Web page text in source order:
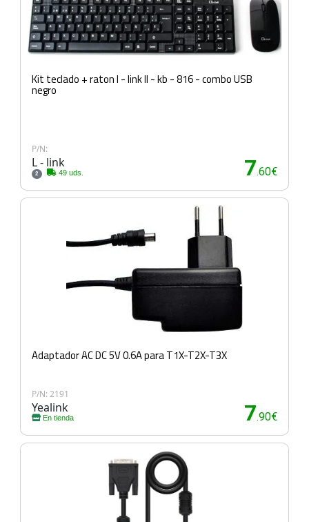
Kit teclado + raton l - link ll - kb - 816 - combo USB
negro
P/N:
L - link
2 49 uds. 7.60€
Adaptador AC DC 5V 0.6A para T1X-T2X-T3X
P/N: 2191
Yealink
En tienda 7.90€